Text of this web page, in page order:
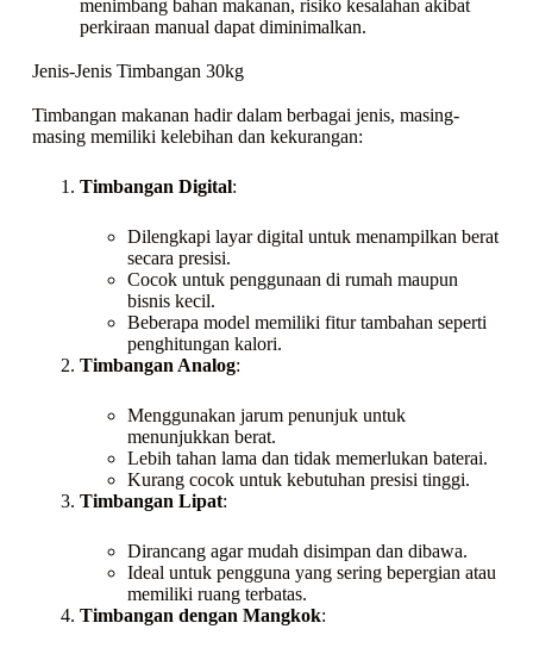
menimbang bahan makanan, risiko kesalahan akibat
perkiraan manual dapat diminimalkan.
Jenis-Jenis Timbangan 30kg
Timbangan makanan hadir dalam berbagai jenis, masing-
masing memiliki kelebihan dan kekurangan:
Timbangan Digital:
Dilengkapi layar digital untuk menampilkan berat
secara presisi.
Cocok untuk penggunaan di rumah maupun
bisnis kecil.
Beberapa model memiliki fitur tambahan seperti
penghitungan kalori.
Timbangan Analog:
Menggunakan jarum penunjuk untuk
menunjukkan berat.
Lebih tahan lama dan tidak memerlukan baterai.
Kurang cocok untuk kebutuhan presisi tinggi.
Timbangan Lipat:
Dirancang agar mudah disimpan dan dibawa.
Ideal untuk pengguna yang sering bepergian atau
memiliki ruang terbatas.
Timbangan dengan Mangkok: